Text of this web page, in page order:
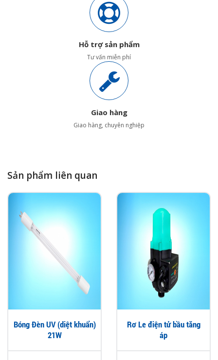
Hỗ trợ sản phẩm
Tư vấn miễn phí
Giao hàng
Giao hàng, chuyên nghiệp
Sản phẩm liên quan
Bóng Đèn UV (diệt khuẩn)
21W
Rơ Le điện tử bầu tăng
áp